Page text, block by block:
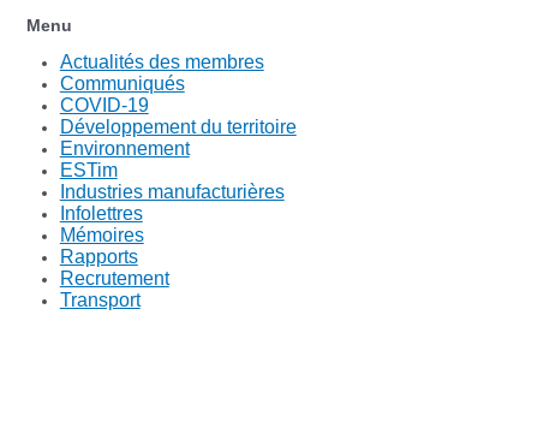
Menu
Actualités des membres
Communiqués
COVID-19
Développement du territoire
Environnement
ESTim
Industries manufacturières
Infolettres
Mémoires
Rapports
Recrutement
Transport